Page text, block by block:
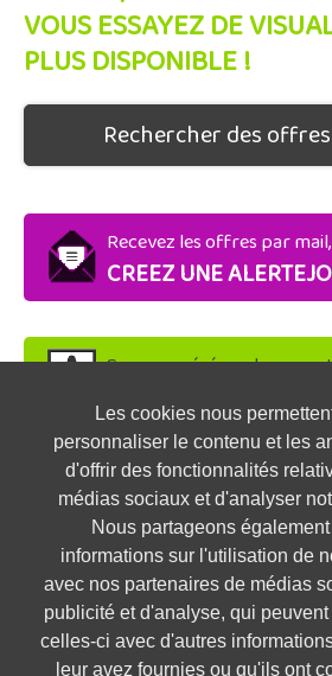
Les cookies nous
personnaliser le contenu et les
d'offrir des fonctionnalités
médias sociaux et d'analyser
Nous partageons
informations sur l'utilisation de
avec nos partenaires de médias
publicité et d'analyse, qui
celles-ci avec d'autres
leur avez fournies ou qu'ils ont
VOUS ESSAYEZ DE
PLUS DISPONIBLE !
Rechercher des
Recevez les offres par mail,
CREEZ UNE
Soyez repéré par les
DEPOSEZ VOTRE CV
Préparez vos entretiens,
TESTEZ-VOUS
OFFRES SIMILAIRES